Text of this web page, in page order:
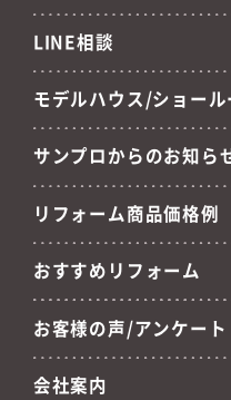
LINE相談
モデルハウス/ショール
サンプロからのお知ら
リフォーム商品価格例
おすすめリフォーム
お客様の声/アンケート
会社案内